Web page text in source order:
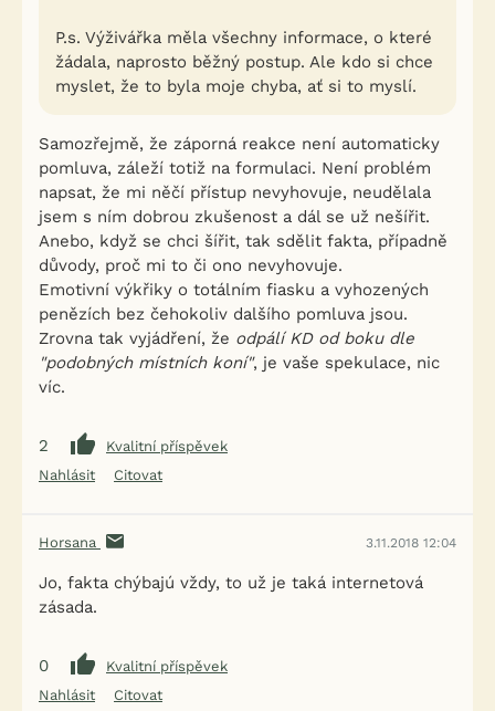
P.s. Výživářka měla všechny informace, o které
žádala, naprosto běžný postup. Ale kdo si chce
myslet, že to byla moje chyba, ať si to myslí.
Samozřejmě, že záporná reakce není automaticky
pomluva, záleží totiž na formulaci. Není problém
napsat, že mi něčí přístup nevyhovuje, neudělala
jsem s ním dobrou zkušenost a dál se už nešířit.
Anebo, když se chci šířit, tak sdělit fakta, případně
důvody, proč mi to či ono nevyhovuje.
Emotivní výkřiky o totálním fiasku a vyhozených
penězích bez čehokoliv dalšího pomluva jsou.
Zrovna tak vyjádření, že odpálí KD od boku dle
"podobných místních koní", je vaše spekulace, nic
víc.
2
Kvalitní příspěvek
Nahlásit
Citovat
Horsana 3.11.2018 12:04
Jo, fakta chýbajú vždy, to už je taká internetová
zásada.
0
Kvalitní příspěvek
Nahlásit
Citovat